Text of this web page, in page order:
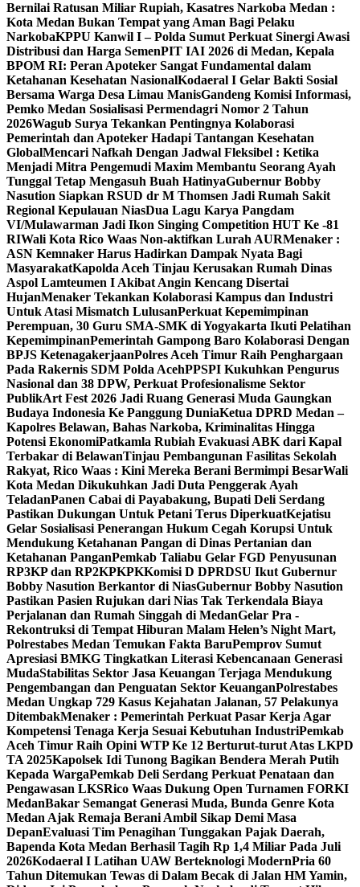
Bernilai Ratusan Miliar Rupiah, Kasatres Narkoba Medan :
Kota Medan Bukan Tempat yang Aman Bagi Pelaku
NarkobaKPPU Kanwil I – Polda Sumut Perkuat Sinergi Awasi
Distribusi dan Harga SemenPIT IAI 2026 di Medan, Kepala
BPOM RI: Peran Apoteker Sangat Fundamental dalam
Ketahanan Kesehatan NasionalKodaeral I Gelar Bakti Sosial
Bersama Warga Desa Limau ManisGandeng Komisi Informasi,
Pemko Medan Sosialisasi Permendagri Nomor 2 Tahun
2026Wagub Surya Tekankan Pentingnya Kolaborasi
Pemerintah dan Apoteker Hadapi Tantangan Kesehatan
GlobalMencari Nafkah Dengan Jadwal Fleksibel : Ketika
Menjadi Mitra Pengemudi Maxim Membantu Seorang Ayah
Tunggal Tetap Mengasuh Buah HatinyaGubernur Bobby
Nasution Siapkan RSUD dr M Thomsen Jadi Rumah Sakit
Regional Kepulauan NiasDua Lagu Karya Pangdam
VI/Mulawarman Jadi Ikon Singing Competition HUT Ke -81
RIWali Kota Rico Waas Non-aktifkan Lurah AURMenaker :
ASN Kemnaker Harus Hadirkan Dampak Nyata Bagi
MasyarakatKapolda Aceh Tinjau Kerusakan Rumah Dinas
Aspol Lamteumen I Akibat Angin Kencang Disertai
HujanMenaker Tekankan Kolaborasi Kampus dan Industri
Untuk Atasi Mismatch LulusanPerkuat Kepemimpinan
Perempuan, 30 Guru SMA-SMK di Yogyakarta Ikuti Pelatihan
KepemimpinanPemerintah Gampong Baro Kolaborasi Dengan
BPJS KetenagakerjaanPolres Aceh Timur Raih Penghargaan
Pada Rakernis SDM Polda AcehPPSPI Kukuhkan Pengurus
Nasional dan 38 DPW, Perkuat Profesionalisme Sektor
PublikArt Fest 2026 Jadi Ruang Generasi Muda Gaungkan
Budaya Indonesia Ke Panggung DuniaKetua DPRD Medan –
Kapolres Belawan, Bahas Narkoba, Kriminalitas Hingga
Potensi EkonomiPatkamla Rubiah Evakuasi ABK dari Kapal
Terbakar di BelawanTinjau Pembangunan Fasilitas Sekolah
Rakyat, Rico Waas : Kini Mereka Berani Bermimpi BesarWali
Kota Medan Dikukuhkan Jadi Duta Penggerak Ayah
TeladanPanen Cabai di Payabakung, Bupati Deli Serdang
Pastikan Dukungan Untuk Petani Terus DiperkuatKejatisu
Gelar Sosialisasi Penerangan Hukum Cegah Korupsi Untuk
Mendukung Ketahanan Pangan di Dinas Pertanian dan
Ketahanan PanganPemkab Taliabu Gelar FGD Penyusunan
RP3KP dan RP2KPKPKKomisi D DPRDSU Ikut Gubernur
Bobby Nasution Berkantor di NiasGubernur Bobby Nasution
Pastikan Pasien Rujukan dari Nias Tak Terkendala Biaya
Perjalanan dan Rumah Singgah di MedanGelar Pra -
Rekontruksi di Tempat Hiburan Malam Helen’s Night Mart,
Polrestabes Medan Temukan Fakta BaruPemprov Sumut
Apresiasi BMKG Tingkatkan Literasi Kebencanaan Generasi
MudaStabilitas Sektor Jasa Keuangan Terjaga Mendukung
Pengembangan dan Penguatan Sektor KeuanganPolrestabes
Medan Ungkap 729 Kasus Kejahatan Jalanan, 57 Pelakunya
DitembakMenaker : Pemerintah Perkuat Pasar Kerja Agar
Kompetensi Tenaga Kerja Sesuai Kebutuhan IndustriPemkab
Aceh Timur Raih Opini WTP Ke 12 Berturut-turut Atas LKPD
TA 2025Kapolsek Idi Tunong Bagikan Bendera Merah Putih
Kepada WargaPemkab Deli Serdang Perkuat Penataan dan
Pengawasan LKSRico Waas Dukung Open Turnamen FORKI
MedanBakar Semangat Generasi Muda, Bunda Genre Kota
Medan Ajak Remaja Berani Ambil Sikap Demi Masa
DepanEvaluasi Tim Penagihan Tunggakan Pajak Daerah,
Bapenda Kota Medan Berhasil Tagih Rp 1,4 Miliar Pada Juli
2026Kodaeral I Latihan UAW Berteknologi ModernPria 60
Tahun Ditemukan Tewas di Dalam Becak di Jalan HM Yamin,